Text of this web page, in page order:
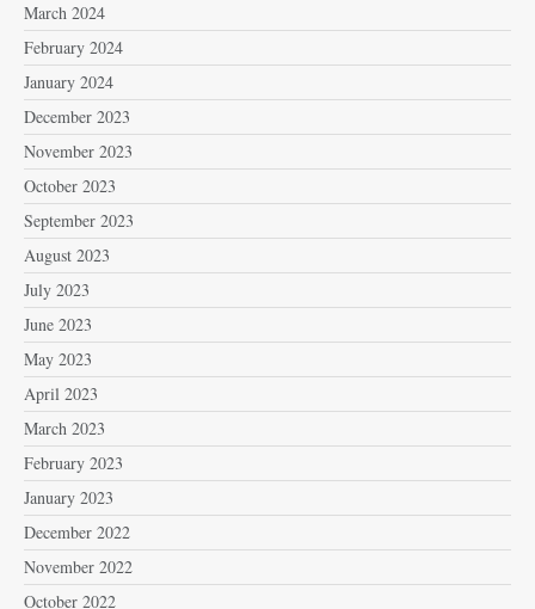
March 2024
February 2024
January 2024
December 2023
November 2023
October 2023
September 2023
August 2023
July 2023
June 2023
May 2023
April 2023
March 2023
February 2023
January 2023
December 2022
November 2022
October 2022